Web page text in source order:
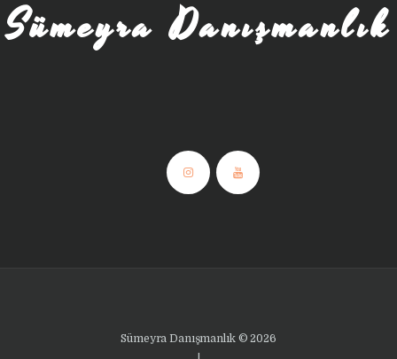
Sümeyra Danışmanlık
Sümeyra Danışmanlık © 2026